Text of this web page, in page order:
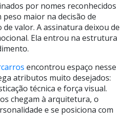
por nomes reconhecidos
maior na decisão de
valor. A assinatura deixou de
Ela entrou na estrutura
encontrou espaço nesse
atributos muito desejados:
técnica e força visual.
chegam à arquitetura, o
e se posiciona com